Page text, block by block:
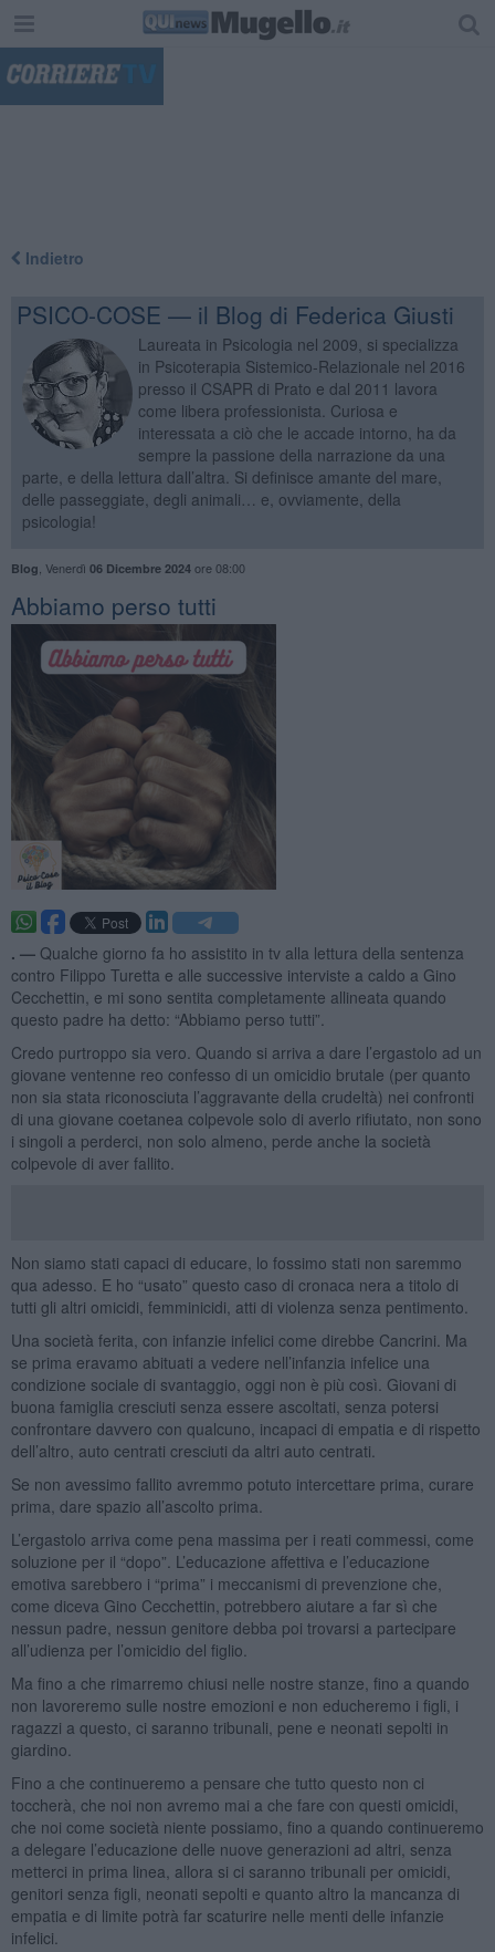
Indietro
PSICO-COSE — il Blog di Federica Giusti
Laureata in Psicologia nel 2009, si specializza
in Psicoterapia Sistemico-Relazionale nel 2016
presso il CSAPR di Prato e dal 2011 lavora
come libera professionista. Curiosa e
interessata a ciò che le accade intorno, ha da
sempre la passione della narrazione da una
parte, e della lettura dall’altra. Si definisce amante del mare,
delle passeggiate, degli animali… e, ovviamente, della
psicologia!
Blog Venerdì 06 Dicembre 2024ore 08:00
​Abbiamo perso tutti
. — Qualche giorno fa ho assistito in tv alla lettura della sentenza
contro Filippo Turetta e alle successive interviste a caldo a Gino
Cecchettin, e mi sono sentita completamente allineata quando
questo padre ha detto: “Abbiamo perso tutti”.
Credo purtroppo sia vero. Quando si arriva a dare l’ergastolo ad un
giovane ventenne reo confesso di un omicidio brutale (per quanto
non sia stata riconosciuta l’aggravante della crudeltà) nei confronti
di una giovane coetanea colpevole solo di averlo rifiutato, non sono
i singoli a perderci, non solo almeno, perde anche la società
colpevole di aver fallito.
Non siamo stati capaci di educare, lo fossimo stati non saremmo
qua adesso. E ho “usato” questo caso di cronaca nera a titolo di
tutti gli altri omicidi, femminicidi, atti di violenza senza pentimento.
Una società ferita, con infanzie infelici come direbbe Cancrini. Ma
se prima eravamo abituati a vedere nell’infanzia infelice una
condizione sociale di svantaggio, oggi non è più così. Giovani di
buona famiglia cresciuti senza essere ascoltati, senza potersi
confrontare davvero con qualcuno, incapaci di empatia e di rispetto
dell’altro, auto centrati cresciuti da altri auto centrati.
Se non avessimo fallito avremmo potuto intercettare prima, curare
prima, dare spazio all’ascolto prima.
L’ergastolo arriva come pena massima per i reati commessi, come
soluzione per il “dopo”. L’educazione affettiva e l’educazione
emotiva sarebbero i “prima” i meccanismi di prevenzione che,
come diceva Gino Cecchettin, potrebbero aiutare a far sì che
nessun padre, nessun genitore debba poi trovarsi a partecipare
all’udienza per l’omicidio del figlio.
Ma fino a che rimarremo chiusi nelle nostre stanze, fino a quando
non lavoreremo sulle nostre emozioni e non educheremo i figli, i
ragazzi a questo, ci saranno tribunali, pene e neonati sepolti in
giardino.
Fino a che continueremo a pensare che tutto questo non ci
toccherà, che noi non avremo mai a che fare con questi omicidi,
che noi come società niente possiamo, fino a quando continueremo
a delegare l’educazione delle nuove generazioni ad altri, senza
metterci in prima linea, allora si ci saranno tribunali per omicidi,
genitori senza figli, neonati sepolti e quanto altro la mancanza di
empatia e di limite potrà far scaturire nelle menti delle infanzie
infelici.